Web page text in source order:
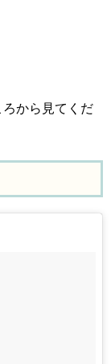
から見てくだ